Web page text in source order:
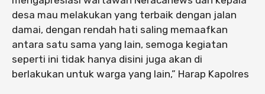
desa mau melakukan yang terbaik dengan jalan
damai, dengan rendah hati saling memaafkan
antara satu sama yang lain, semoga kegiatan
seperti ini tidak hanya disini juga akan di
berlakukan untuk warga yang lain,” Harap Kapolres